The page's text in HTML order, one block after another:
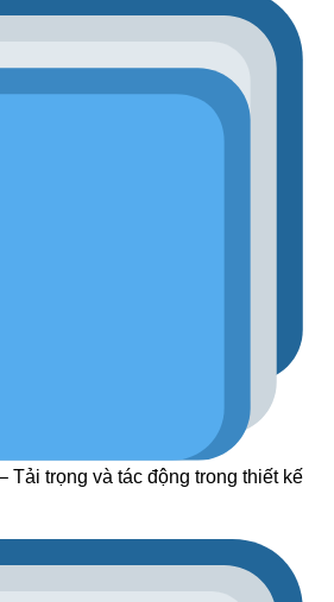
Tải trọng và tác động trong thiết kế